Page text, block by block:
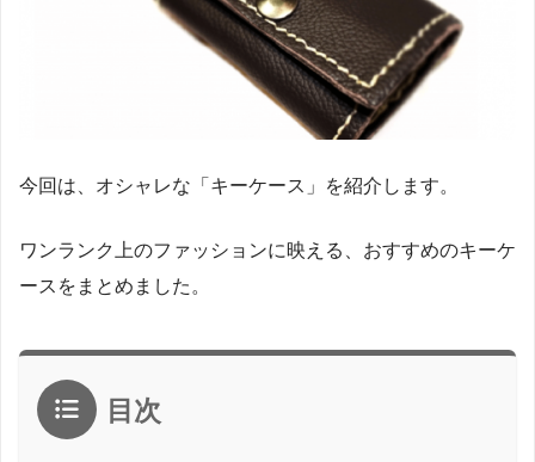
今回は、オシャレな「キーケース」を紹介します。
ワンランク上のファッションに映える、おすすめのキーケ
ースをまとめました。
目次